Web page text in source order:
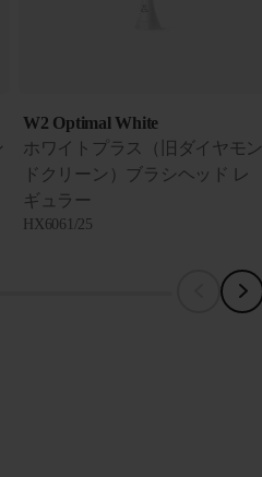
W2 Optimal White
ホワイトプラス（旧ダイヤモン
ドクリーン）ブラシヘッド レ
ギュラー
HX6061/25